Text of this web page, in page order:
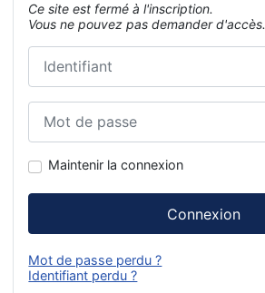
Ce site est fermé à l'inscription.
Vous ne pouvez pas demander d'accès.
Identifiant
Mot de passe
Maintenir la connexion
Connexion
Mot de passe perdu ?
Identifiant perdu ?